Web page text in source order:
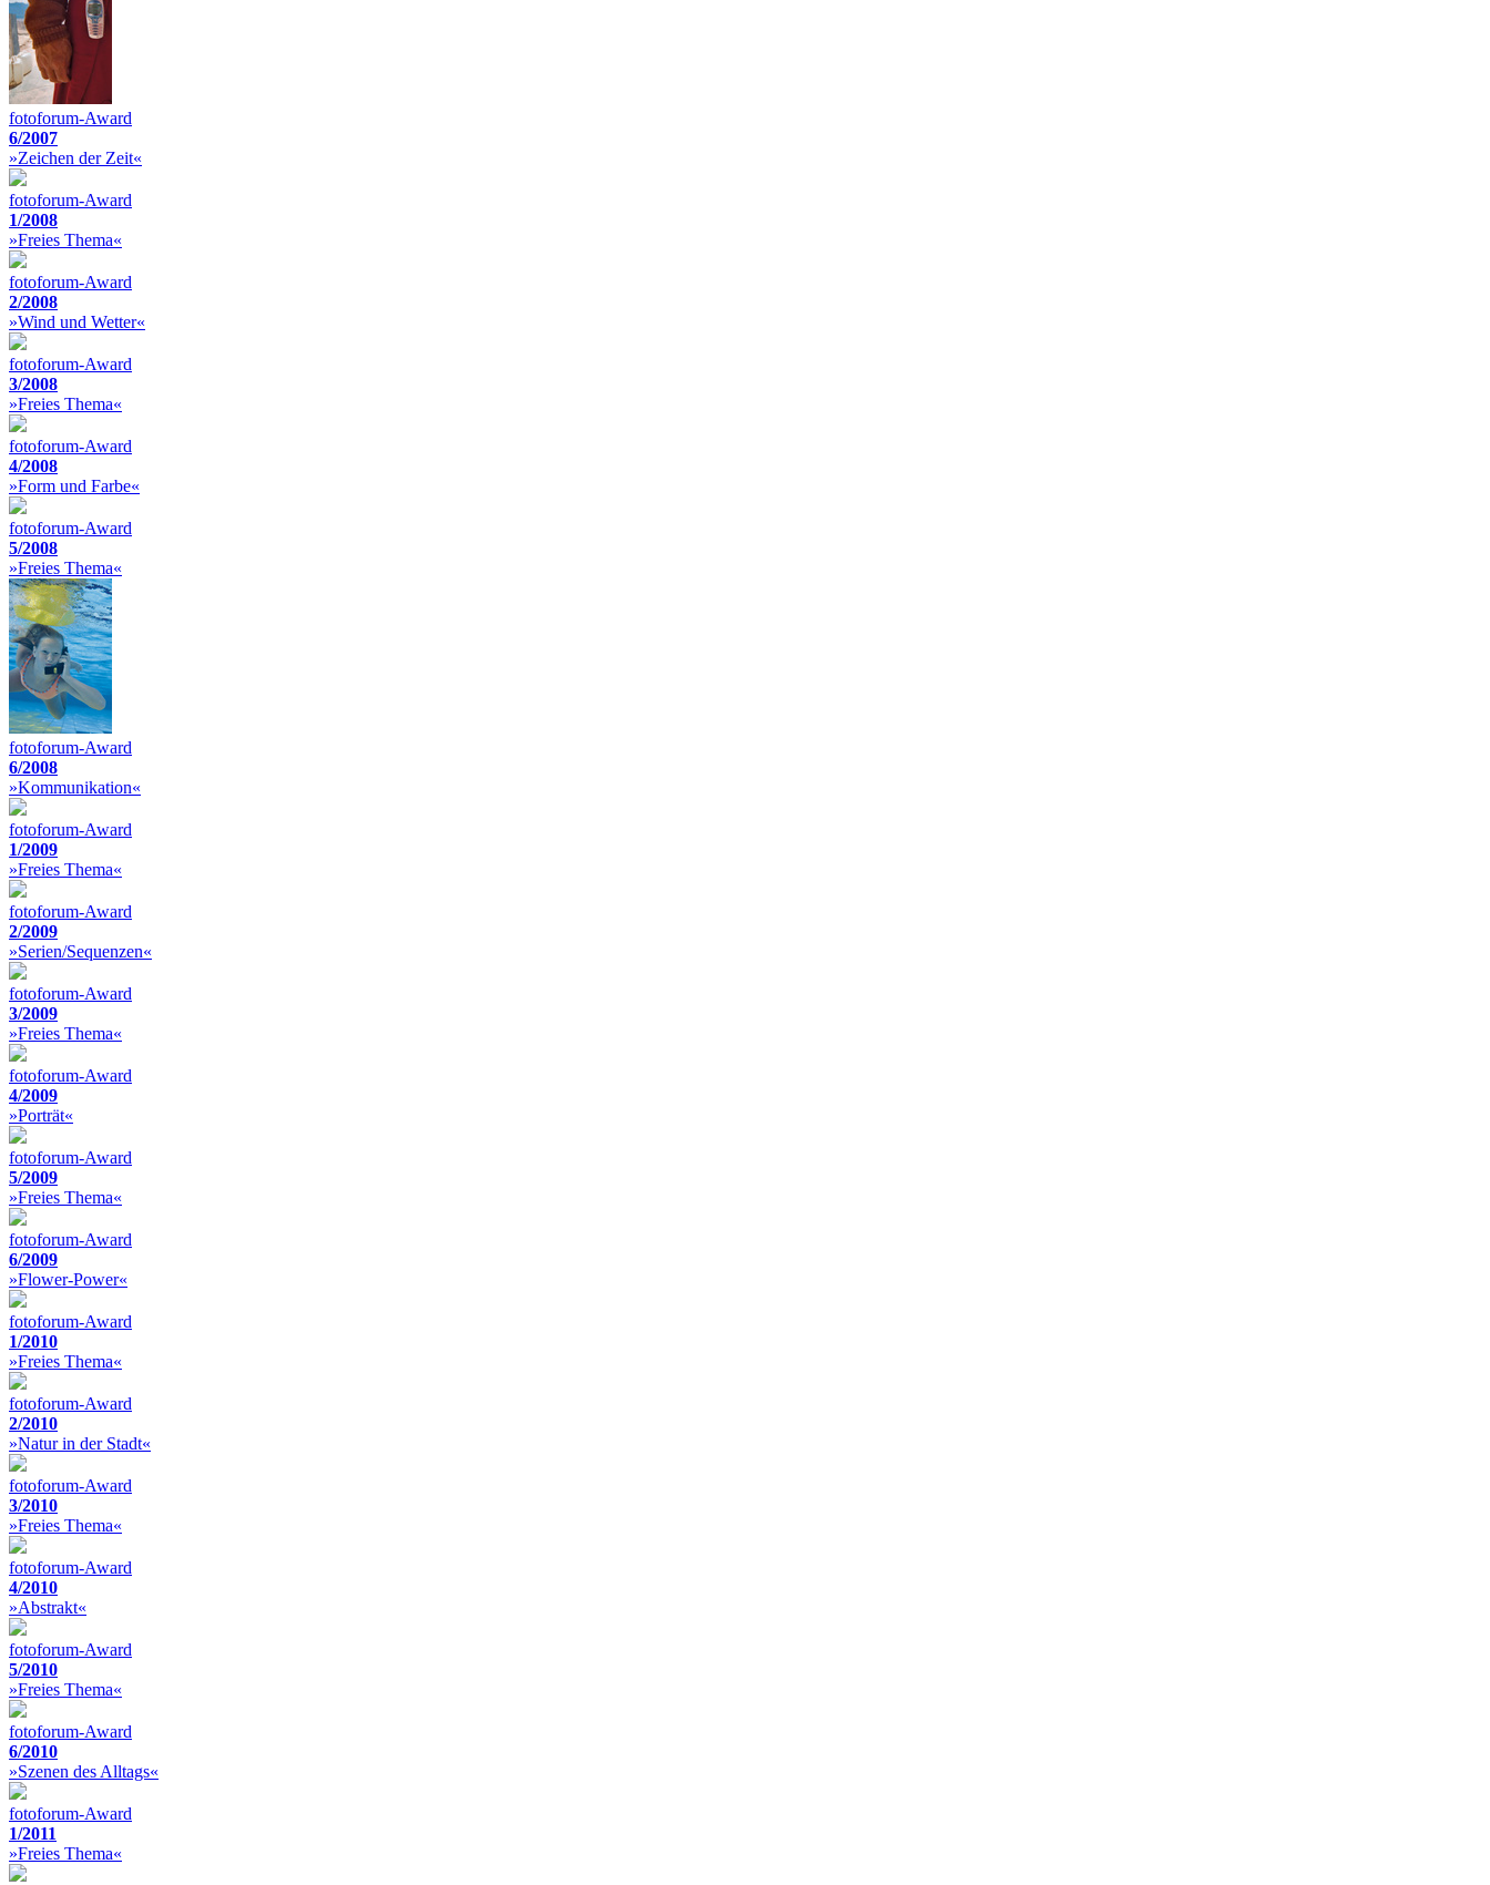
fotoforum-Award
6/2007
»Zeichen der Zeit«
fotoforum-Award
1/2008
»Freies Thema«
fotoforum-Award
2/2008
»Wind und Wetter«
fotoforum-Award
3/2008
»Freies Thema«
fotoforum-Award
4/2008
»Form und Farbe«
fotoforum-Award
5/2008
»Freies Thema«
fotoforum-Award
6/2008
»Kommunikation«
fotoforum-Award
1/2009
»Freies Thema«
fotoforum-Award
2/2009
»Serien/Sequenzen«
fotoforum-Award
3/2009
»Freies Thema«
fotoforum-Award
4/2009
»Porträt«
fotoforum-Award
5/2009
»Freies Thema«
fotoforum-Award
6/2009
»Flower-Power«
fotoforum-Award
1/2010
»Freies Thema«
fotoforum-Award
2/2010
»Natur in der Stadt«
fotoforum-Award
3/2010
»Freies Thema«
fotoforum-Award
4/2010
»Abstrakt«
fotoforum-Award
5/2010
»Freies Thema«
fotoforum-Award
6/2010
»Szenen des Alltags«
fotoforum-Award
1/2011
»Freies Thema«